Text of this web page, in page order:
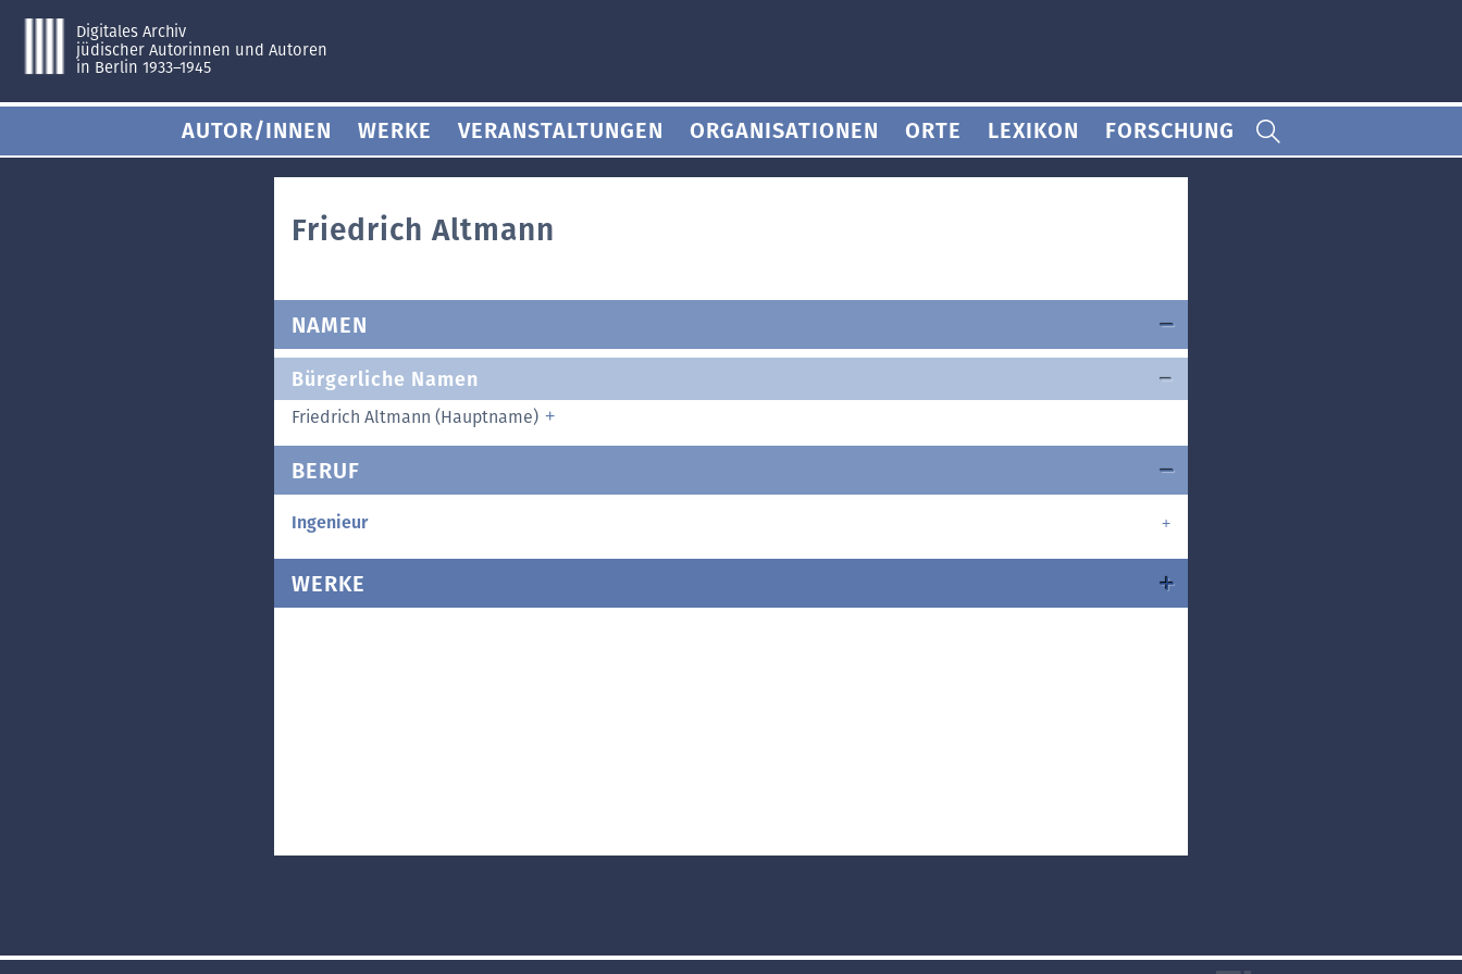
Digitales Archiv
jüdischer Autorinnen und Autoren
in Berlin 1933–1945
AUTOR/INNEN WERKE VERANSTALTUNGEN ORGANISATIONEN ORTE LEXIKON FORSCHUNG
Friedrich Altmann
NAMEN
Bürgerliche Namen
Friedrich Altmann (Hauptname)
BERUF
Ingenieur
WERKE